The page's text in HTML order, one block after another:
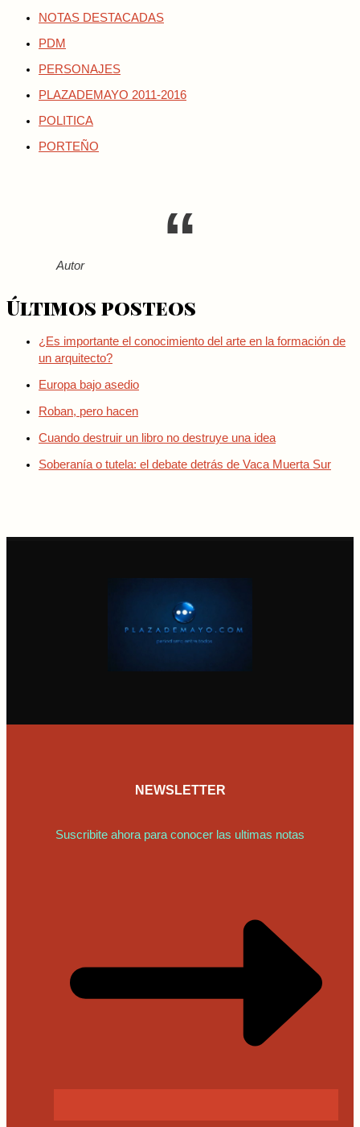
NOTAS DESTACADAS
PDM
PERSONAJES
PLAZADEMAYO 2011-2016
POLITICA
PORTEÑO
Autor
Últimos posteos
¿Es importante el conocimiento del arte en la formación de
un arquitecto?
Europa bajo asedio
Roban, pero hacen
Cuando destruir un libro no destruye una idea
Soberanía o tutela: el debate detrás de Vaca Muerta Sur
NEWSLETTER
Suscribite ahora para conocer las ultimas notas